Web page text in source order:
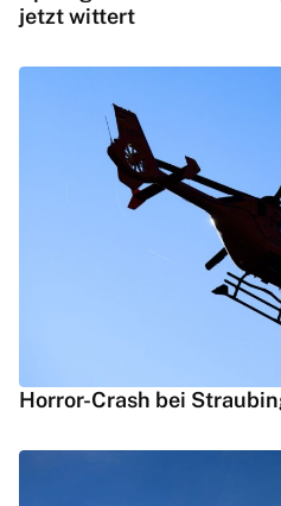
jetzt wittert
Horror-Crash bei